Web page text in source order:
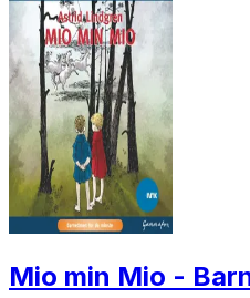
Mio min Mio -